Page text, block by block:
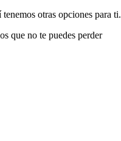
tenemos otras opciones para ti.
que no te puedes perder